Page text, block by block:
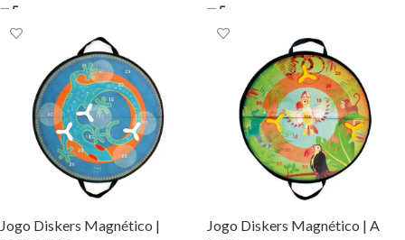
Jogo Diskers Magnético |
Jogo Diskers Magnético | A